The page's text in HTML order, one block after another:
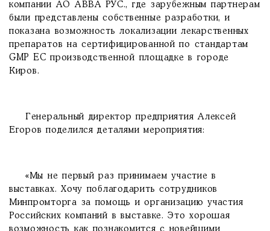
компании АО АВВА РУС., где зарубежным партнерам
были представлены собственные разработки, и
показана возможность локализации лекарственных
препаратов на сертифицированной по стандартам
GMP EC производственной площадке в городе
Киров.
Генеральный директор предприятия Алексей
Егоров поделился деталями мероприятия:
«Мы не первый раз принимаем участие в
выставках. Хочу поблагодарить сотрудников
Минпромторга за помощь и организацию участия
Российских компаний в выставке. Это хорошая
возможность как познакомится с новейшими